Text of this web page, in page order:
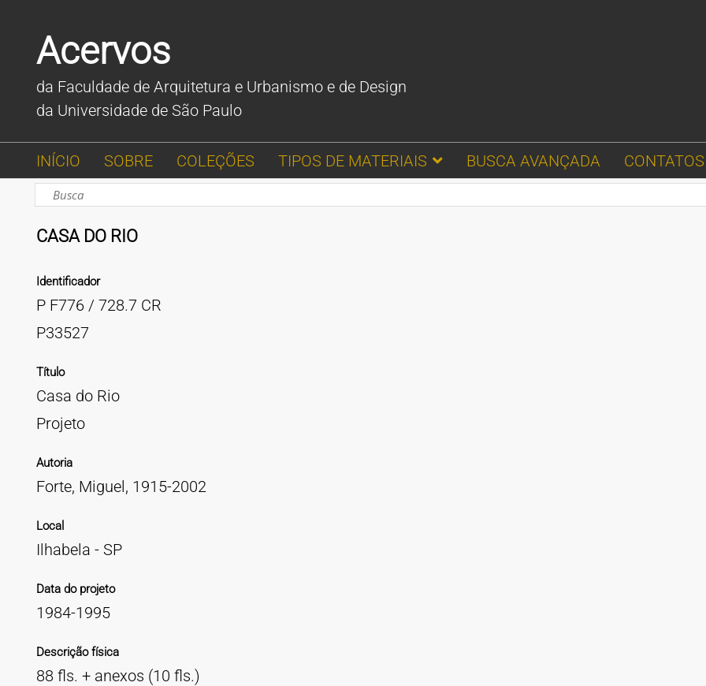
Acervos
da Faculdade de Arquitetura e Urbanismo e de Design
da Universidade de São Paulo
INÍCIO SOBRE COLEÇÕES TIPOS DE MATERIAIS BUSCA AVANÇADA CONTATOS
CASA DO RIO
Identificador
P F776 / 728.7 CR
P33527
Título
Casa do Rio
Projeto
Autoria
Forte, Miguel, 1915-2002
Local
Ilhabela - SP
Data do projeto
1984-1995
Descrição física
88 fls. + anexos (10 fls.)